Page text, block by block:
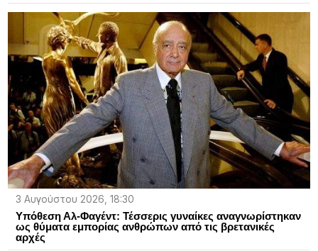
3 Αυγούστου 2026, 18:30
Υπόθεση Αλ-Φαγέντ: Τέσσερις γυναίκες αναγνωρίστηκαν
ως θύματα εμπορίας ανθρώπων από τις βρετανικές
αρχές